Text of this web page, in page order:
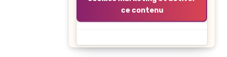
ce contenu